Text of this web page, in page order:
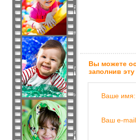
Вы можете
заполнив
Ваше имя:
Ваш e-